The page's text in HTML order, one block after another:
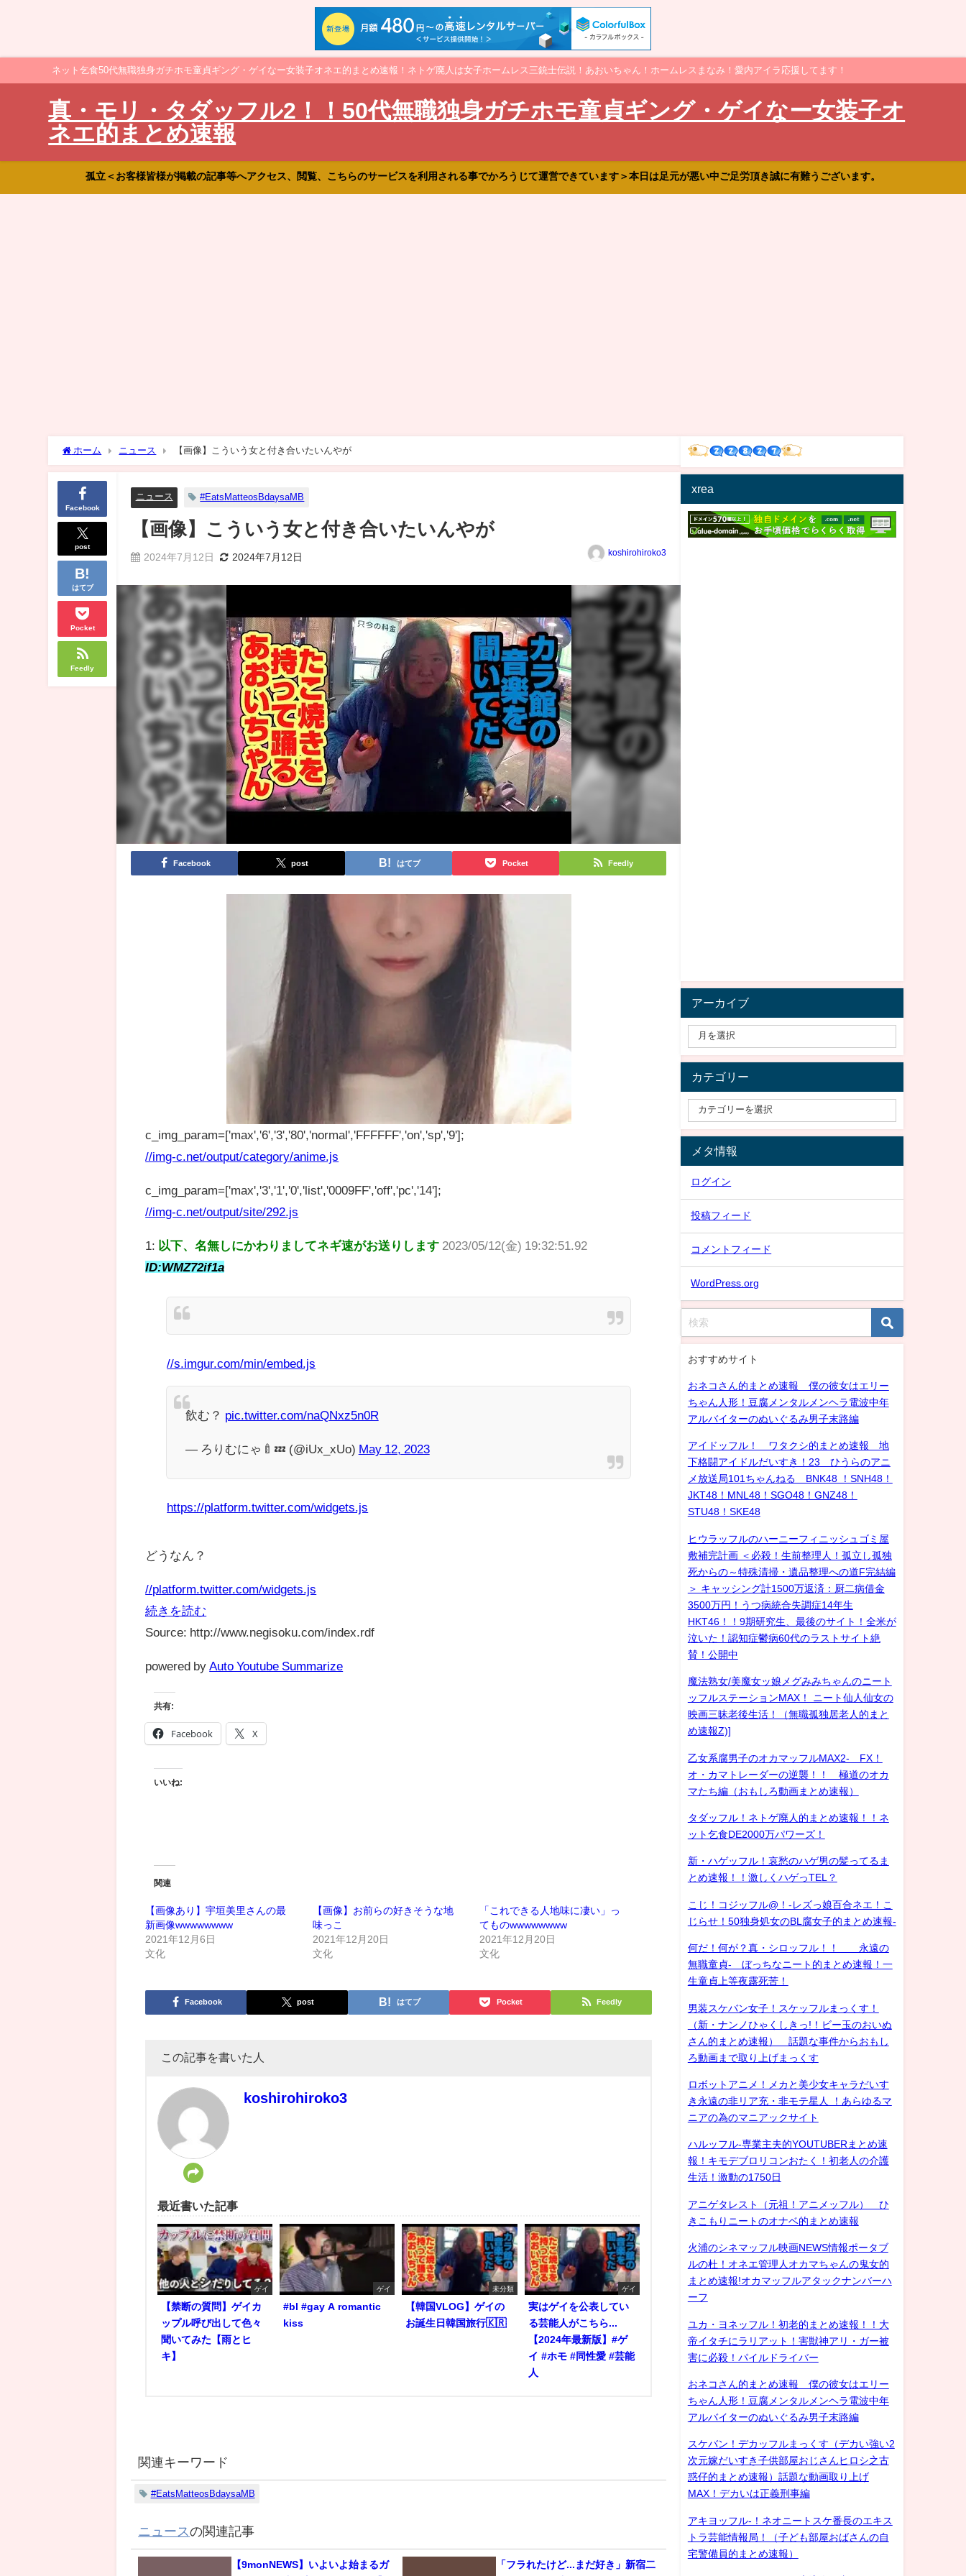
ネット乞食50代無職独身ガチホモ童貞ギング・ゲイなー女装子オネエ的まとめ速報！ネトゲ廃人は女子ホームレス三銃士伝説！あおいちゃん！ホームレスまなみ！愛内アイラ応援してます！
真・モリ・タダッフル2！！50代無職独身ガチホモ童貞ギング・ゲイなー女装子オ
ネエ的まとめ速報
孤立＜お客様皆様が掲載の記事等へアクセス、閲覧、こちらのサービスを利用される事でかろうじて運営できています＞本日は足元が悪い中ご足労頂き誠に有難うございます。
ホーム ニュース 【画像】こういう女と付き合いたいんやが
Facebook
post
はてブ
Pocket
Feedly
ニュース #EatsMatteosBdaysaMB
【画像】こういう女と付き合いたいんやが
2024年7月12日 2024年7月12日 koshirohiroko3
Facebook post はてブ Pocket Feedly
c_img_param=['max','6','3','80','normal','FFFFFF','on','sp','9'];
//img-c.net/output/category/anime.js
c_img_param=['max','3','1','0','list','0009FF','off','pc','14'];
//img-c.net/output/site/292.js
1: 以下、名無しにかわりましてネギ速がお送りします 2023/05/12(金) 19:32:51.92
ID:WMZ72if1a
//s.imgur.com/min/embed.js
飲む？ pic.twitter.com/naQNxz5n0R
— ろりむにゃ🍼💤 (@iUx_xUo) May 12, 2023
https://platform.twitter.com/widgets.js
どうなん？
//platform.twitter.com/widgets.js
続きを読む
Source: http://www.negisoku.com/index.rdf
powered by Auto Youtube Summarize
共有:
Facebook X
いいね:
関連
【画像あり】宇垣美里さんの最
新画像wwwwwwww
2021年12月6日
文化
【画像】お前らの好きそうな地
味っこ
2021年12月20日
文化
「これできる人地味に凄い」っ
てものwwwwwwww
2021年12月20日
文化
Facebook post はてブ Pocket Feedly
この記事を書いた人
koshirohiroko3
最近書いた記事
ゲイ
【禁断の質問】ゲイカ
ップル呼び出して色々
聞いてみた【雨とヒ
キ】
ゲイ
#bl #gay A romantic
kiss
未分類
【韓国VLOG】ゲイの
お誕生日韓国旅行🇰🇷
ゲイ
実はゲイを公表してい
る芸能人がこちら...
【2024年最新版】#ゲ
イ #ホモ #同性愛 #芸能
人
関連キーワード
#EatsMatteosBdaysaMB
ニュースの関連記事
【9monNEWS】いよいよ始まるガ 「フラれたけど...まだ好き」新宿二
xrea
アーカイブ
カテゴリー
メタ情報
ログイン
投稿フィード
コメントフィード
WordPress.org
おすすめサイト
おネコさん的まとめ速報 僕の彼女はエリー
ちゃん人形！豆腐メンタルメンヘラ電波中年
アルバイターのぬいぐるみ男子末路編
アイドッフル！ ワタクシ的まとめ速報 地
下格闘アイドルだいすき！23 ひうらのアニ
メ放送局101ちゃんねる BNK48 ！SNH48！
JKT48！MNL48！SGO48！GNZ48！
STU48！SKE48
ヒウラッフルのハーニーフィニッシュゴミ屋
敷補完計画 ＜必殺！生前整理人！孤立し孤独
死からの～特殊清掃・遺品整理への道F完結編
＞ キャッシング計1500万返済：厨二病借金
3500万円！うつ病統合失調症14年生
HKT46！！9期研究生、最後のサイト！全米が
泣いた！認知症鬱病60代のラストサイト絶
賛！公開中
魔法熟女/美魔女ッ娘メグみみちゃんのニート
ッフルステーションMAX！ ニート仙人仙女の
映画三昧老後生活！（無職孤独居老人的まと
め速報Z)]
乙女系腐男子のオカマッフルMAX2- FX！
オ・カマトレーダーの逆襲！！ 極道のオカ
マたち編（おもしろ動画まとめ速報）
タダッフル！ネトゲ廃人的まとめ速報！！ネ
ット乞食DE2000万パワーズ！
新・ハゲッフル！哀愁のハゲ男の髪ってるま
とめ速報！！激しくハゲっTEL？
こじ！コジッフル@！-レズっ娘百合ネエ！こ
じらせ！50独身処女のBL腐女子的まとめ速報-
何だ！何が？真・シロッフル！！ 永遠の
無職童貞- ぼっちなニート的まとめ速報！一
生童貞上等夜露死苦！
男装スケバン女子！スケッフルまっくす！
（新・ナンノひゃくしきっ!！ビー玉のおいぬ
さん的まとめ速報） 話題な事件からおもし
ろ動画まで取り上げまっくす
ロボットアニメ！メカと美少女キャラだいす
き永遠の非リア充・非モテ星人 ！あらゆるマ
ニアの為のマニアックサイト
ハルッフル-専業主夫的YOUTUBERまとめ速
報！キモデブロリコンおたく！初老人の介護
生活！激動の1750日
アニゲタレスト（元祖！アニメッフル） ひ
きこもりニートのオナベ的まとめ速報
火浦のシネマッフル映画NEWS情報ポータブ
ルの杜！オネエ管理人オカマちゃんの鬼女的
まとめ速報!オカマッフルアタックナンバーハ
ーフ
ユカ・ヨネッフル！初老的まとめ速報！！大
帝イタチにラリアット！害獣神アリ・ガー被
害に必殺！パイルドライバー
おネコさん的まとめ速報 僕の彼女はエリー
ちゃん人形！豆腐メンタルメンヘラ電波中年
アルバイターのぬいぐるみ男子末路編
スケバン！デカッフルまっくす（デカい強い2
次元嫁だいすき子供部屋おじさんヒロシ之古
惑仔的まとめ速報）話題な動画取り上げ
MAX！デカいは正義刑事編
アキヨッフル-！ネオニートスケ番長のエキス
トラ芸能情報局！（子ども部屋おばさんの自
宅警備員的まとめ速報）